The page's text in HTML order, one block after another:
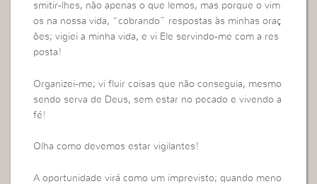
smitir-lhes, não apenas o que lemos, mas porque o vim
os na nossa vida, “cobrando” respostas às minhas oraç
ões; vigiei a minha vida, e vi Ele servindo-me com a res
posta!
Organizei-me; vi fluir coisas que não conseguia, mesmo
sendo serva de Deus, sem estar no pecado e vivendo a
fé!
Olha como devemos estar vigilantes!
A oportunidade virá como um imprevisto; quando meno